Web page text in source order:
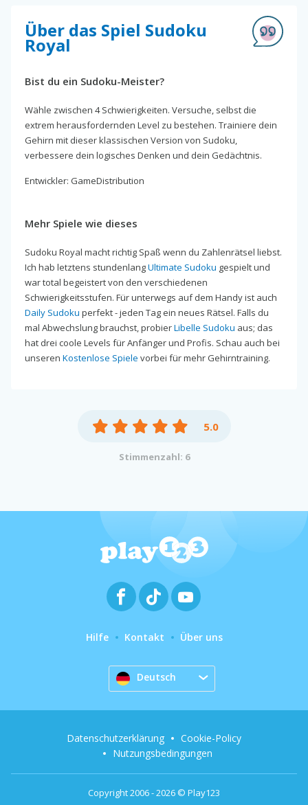
Über das Spiel Sudoku
Royal
Bist du ein Sudoku-Meister?
Wähle zwischen 4 Schwierigkeiten. Versuche, selbst die
extrem herausfordernden Level zu bestehen. Trainiere dein
Gehirn mit dieser klassischen Version von Sudoku,
verbessere dein logisches Denken und dein Gedächtnis.
Entwickler: GameDistribution
Mehr Spiele wie dieses
Sudoku Royal macht richtig Spaß wenn du Zahlenrätsel liebst.
Ich hab letztens stundenlangUltimate Sudoku gespielt und
war total begeistert von den verschiedenen
Schwierigkeitsstufen. Für unterwegs auf dem Handy ist auch
Daily Sudoku perfekt - jeden Tag ein neues Rätsel. Falls du
mal Abwechslung brauchst, probierLibelle Sudoku aus; das
hat drei coole Levels für Anfänger und Profis. Schau auch bei
unseren Kostenlose Spiele vorbei für mehr Gehirntraining.
5.0
Stimmenzahl: 6
Hilfe Kontakt Über uns
Deutsch
Copyright 2006 - 2026 © Play123
Datenschutzerklärung
Cookie-Policy
Nutzungsbedingungen